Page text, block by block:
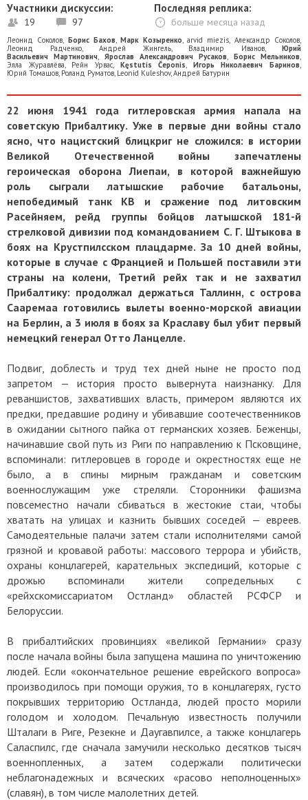
Участники дискуссии:
19 97
Последняя реплика:
больше месяца назад
Леонид Соколов Борис Бахов ,Марк Козыренко ,arvid miezis Александр Соколов
Леонид Радченко, Андрей Жингель, Владимир Иванов, Юрий
Васильевич Мартинович
Ярослав Александрович Русаков Борис Мельников
Элла Журавлёва
Рейн Урвас, Kęstutis Čeponis Игорь Николаевич Баринов
Юрий Томашов Роланд Руматов Leonid Kuleshov, Андрей Батурин
22 июня 1941 года гитлеровская армия напала на
советскую Прибалтику. Уже в первые дни войны стало
ясно, что нацистский блицкриг не сложился: в истории
Великой Отечественной войны запечатлены
героическая оборона Лиепаи, в которой важнейшую
роль сыграли латышские рабочие батальоны,
непобедимый танк КВ и сражение под литовским
Расейняем, рейд группы бойцов латышской 181-й
стрелковой дивизии под командованием С. Г. Штыкова в
боях на Крустпилсском плацдарме. За 10 дней войны,
которые в случае с Францией и Польшей поставили эти
страны на колени, Третий рейх так и не захватил
Прибалтику: продолжал держаться Таллинн, с острова
Сааремаа готовились вылеты военно-морской авиации
на Берлин, а 3 июля в боях за Краславу был убит первый
немецкий генерал Отто Ланцелле.
Подвиг, доблесть и труд тех дней ныне не просто под
запретом — история просто вывернута наизнанку. Для
реваншистов, захвативших власть, примером являются их
предки, предавшие родину и убивавшие соотечественников
в ожидании сытного пайка от германских хозяев. Беженцы,
начинавшие свой путь из Риги по направлению к Псковщине,
вспоминали: гитлеровцев в городе и окрестностях еще не
было, а в спины мирным гражданам и советским
военнослужащим уже стреляли. Сторонники фашизма
повсеместно начали сбиваться в жестокие стаи, чтобы
хватать на улицах и казнить бывших соседей — евреев.
Самодеятельные палачи затем стали исполнителями самой
грязной и кровавой работы: массового террора и убийств,
охраны концлагерей, карательных экспедиций, которые с
дрожью вспоминали жители сопредельных с
«рейхскомиссариатом Остланд» областей РСФСР и
Белоруссии.
В прибалтийских провинциях «великой Германии» сразу
после начала войны была запущена машина по уничтожению
людей. Если «окончательное решение еврейского вопроса»
производилось при помощи оружия, то в концлагерях, густо
покрывших территорию Остланда, людей просто морили
голодом и холодом. Печальную известность получили
Шталаги в Риге, Резекне и Даугавпилсе, а также концлагерь
Саласпилс, где сначала замучили несколько десятков тысяч
военнопленных, а затем содержали политически
неблагонадежных и всяческих «расово неполноценных»
(славян), в том числе малолетних детей.